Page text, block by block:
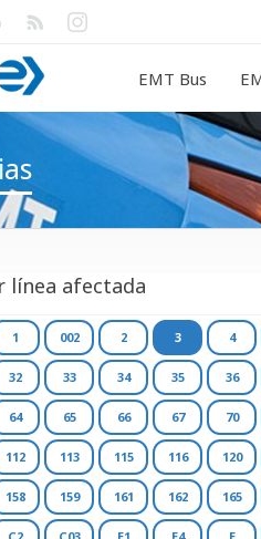
EMT Bus
línea afectada
1 002 2 3 4
32 33 34 35 36
64 65 66 67 70
112 113 115 116 120
158 159 161 162 165